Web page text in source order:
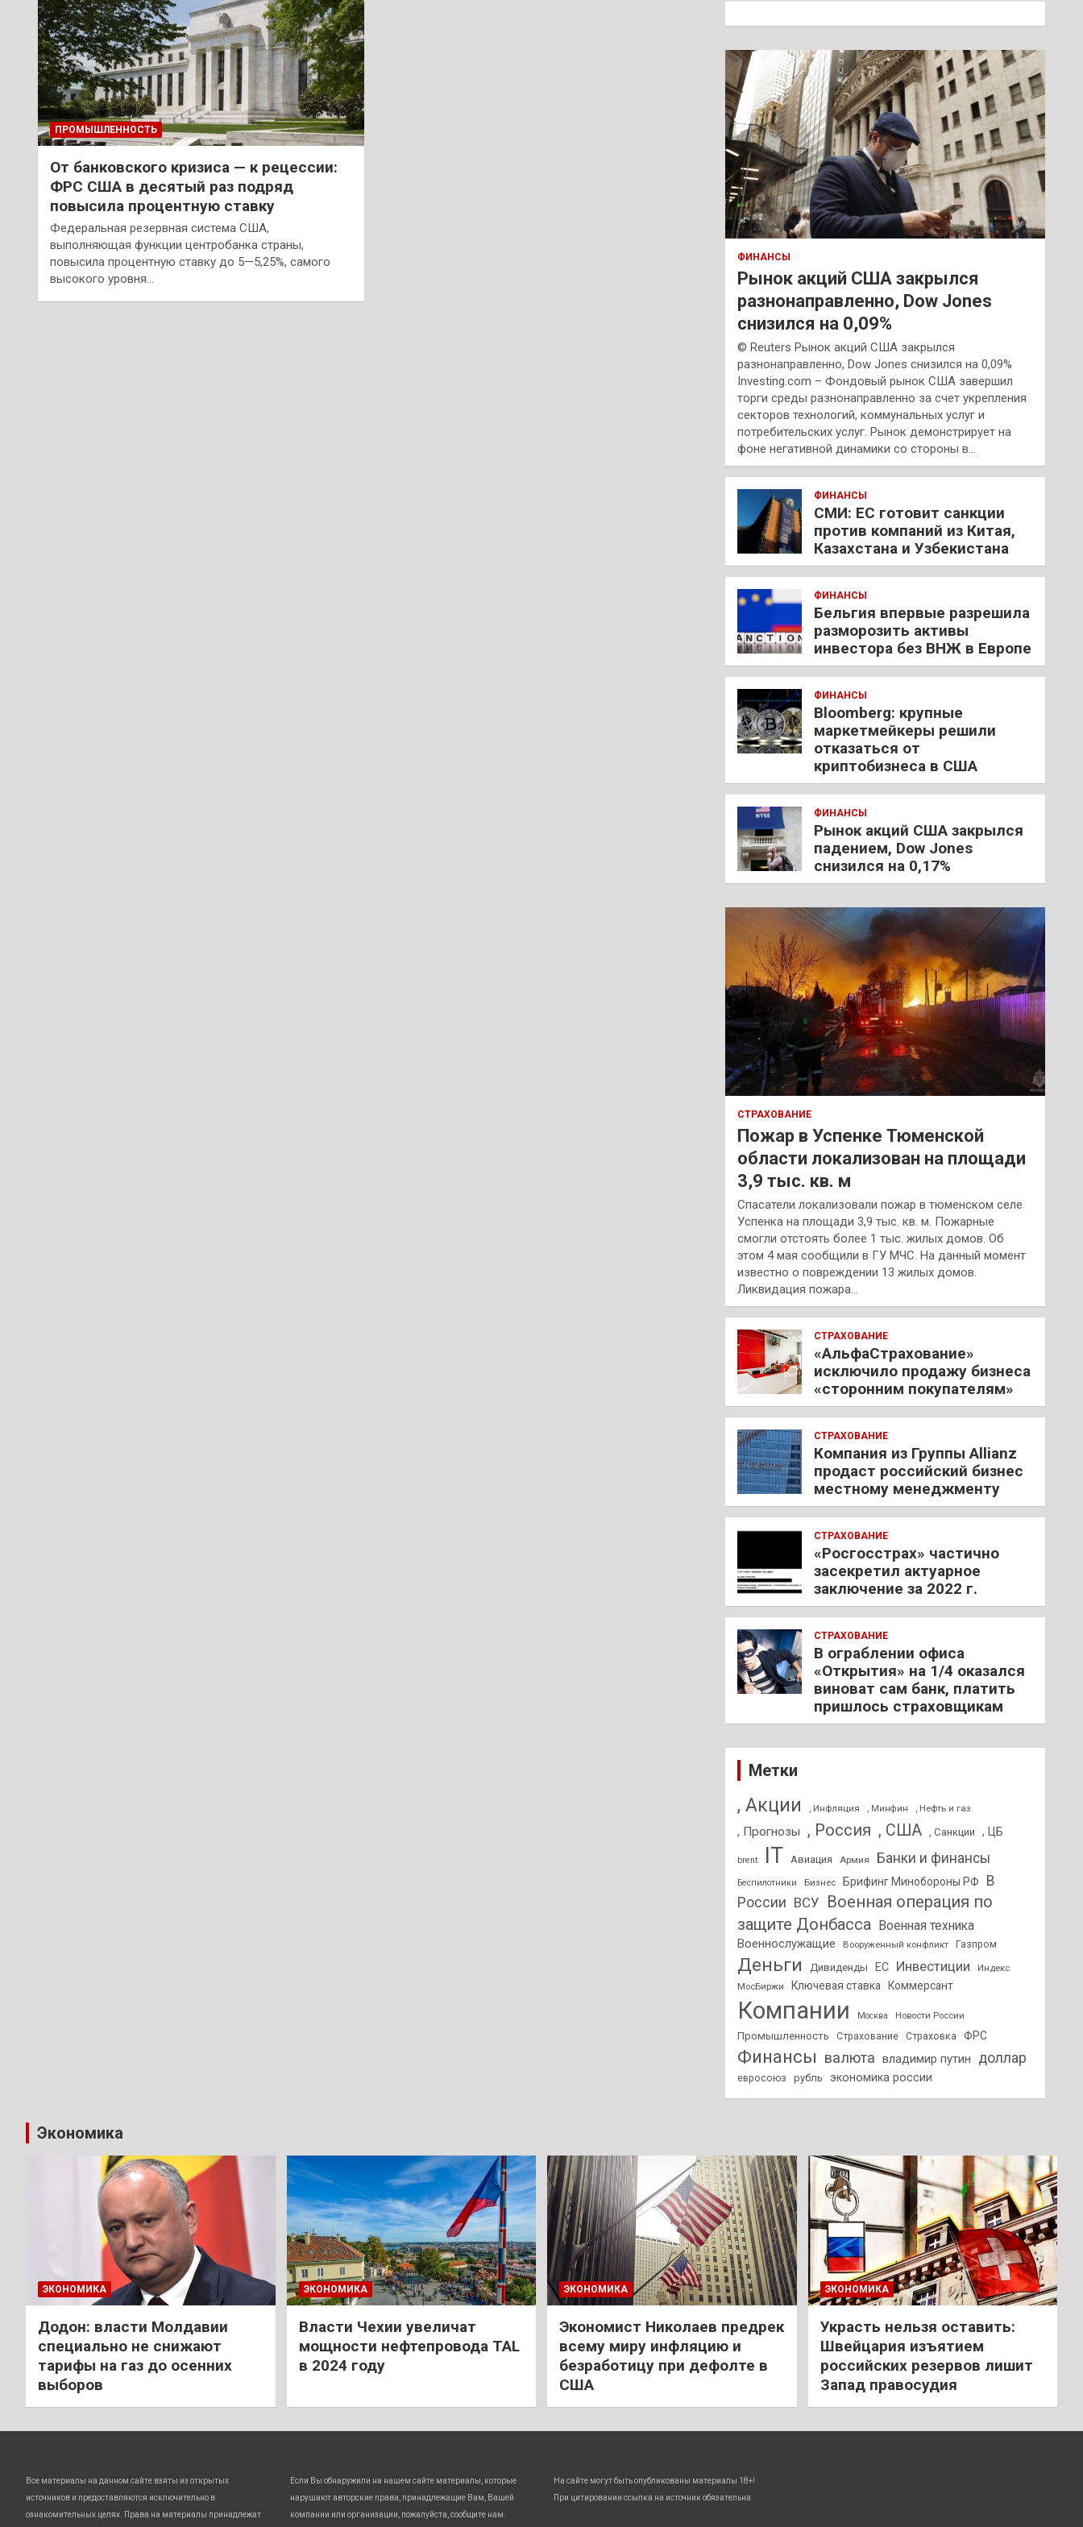
ПРОМЫШЛЕННОСТЬ
От банковского кризиса — к рецессии:
ФРС США в десятый раз подряд
повысила процентную ставку
Федеральная резервная система США,
выполняющая функции центробанка страны,
повысила процентную ставку до 5—5,25%, самого
высокого уровня…
к
ФИНАНСЫ
Рынок акций США закрылся
разнонаправленно, Dow Jones
снизился на 0,09%
© Reuters Рынок акций США закрылся
разнонаправленно, Dow Jones снизился на 0,09%
Investing.com – Фондовый рынок США завершил
торги среды разнонаправленно за счет укрепления
секторов технологий, коммунальных услуг и
потребительских услуг. Рынок демонстрирует на
фоне негативной динамики со стороны в…
ФИНАНСЫ
СМИ: ЕС готовит санкции
против компаний из Китая,
Казахстана и Узбекистана
ФИНАНСЫ
Бельгия впервые разрешила
разморозить активы
инвестора без ВНЖ в Европе
ФИНАНСЫ
Bloomberg: крупные
маркетмейкеры решили
отказаться от
криптобизнеса в США
ФИНАНСЫ
Рынок акций США закрылся
падением, Dow Jones
снизился на 0,17%
СТРАХОВАНИЕ
Пожар в Успенке Тюменской
области локализован на площади
3,9 тыс. кв. м
Спасатели локализовали пожар в тюменском селе
Успенка на площади 3,9 тыс. кв. м. Пожарные
смогли отстоять более 1 тыс. жилых домов. Об
этом 4 мая сообщили в ГУ МЧС. На данный момент
известно о повреждении 13 жилых домов.
Ликвидация пожара…
СТРАХОВАНИЕ
«АльфаСтрахование»
исключило продажу бизнеса
«сторонним покупателям»
СТРАХОВАНИЕ
Компания из Группы Allianz
продаст российский бизнес
местному менеджменту
СТРАХОВАНИЕ
«Росгосстрах» частично
засекретил актуарное
заключение за 2022 г.
СТРАХОВАНИЕ
В ограблении офиса
«Открытия» на 1/4 оказался
виноват сам банк, платить
пришлось страховщикам
Метки
, Акции , Инфляция , Минфин , Нефть и газ
, Прогнозы , Россия , США , Санкции , ЦБ
brent IT Авиация Армия Банки и финансы
Беспилотники Бизнес Брифинг Минобороны РФ
В
России ВСУ Военная операция по
защите Донбасса Военная техника
Военнослужащие Вооруженный конфликт Газпром
Деньги Дивиденды ЕС Инвестиции
Индекс
МосБиржи
Ключевая ставка Коммерсант
Компании Москва Новости России
Промышленность Страхование Страховка ФРС
Финансы валюта владимир путин доллар
евросоюз рубль экономика россии
Экономика
ЭКОНОМИКА
Додон: власти Молдавии
специально не снижают
тарифы на газ до осенних
выборов
ЭКОНОМИКА
Власти Чехии увеличат
мощности нефтепровода TAL
в 2024 году
ЭКОНОМИКА
Экономист Николаев предрек
всему миру инфляцию и
безработицу при дефолте в
США
ЭКОНОМИКА
Украсть нельзя оставить:
Швейцария изъятием
российских резервов лишит
Запад правосудия
Все материалы на данном сайте взяты из открытых
источников и предоставляются исключительно в
ознакомительных целях. Права на материалы принадлежат
Если Вы обнаружили на нашем сайте материалы, которые
нарушают авторские права, принадлежащие Вам, Вашей
компании или организации, пожалуйста, сообщите нам.
На сайте могут быть опубликованы материалы 18+!
При цитировании ссылка на источник обязательна.